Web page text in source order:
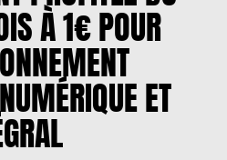
À 1€ POUR
ET